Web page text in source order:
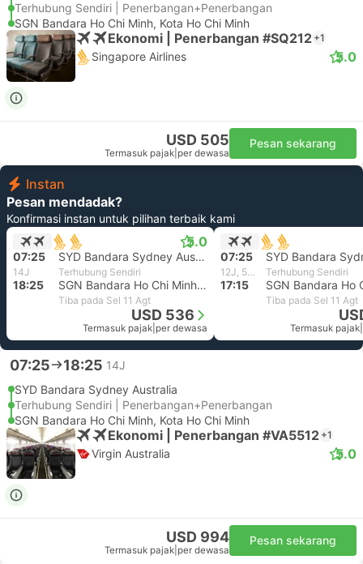
Terhubung Sendiri | Penerbangan+Penerbangan
SGN Bandara Ho Chi Minh, Kota Ho Chi Minh
Ekonomi | Penerbangan #SQ212 +1
Singapore Airlines 5.0
USD 505
Termasuk pajak per dewasa
Pesan sekarang
Instan
Pesan mendadak?
Konfirmasi instan untuk pilihan terbaik kami
5.0
07:25 SYD Bandara Sydney Australia
14J Terhubung Sendiri
18:25 SGN Bandara Ho Chi Minh, Kota Ho Chi Minh
Tiba pada Sel 11 Agt
USD 536
Termasuk pajak per dewasa
07:25
12J, 50m Terhubung Sendiri
17:15
Tiba pada Sel 11 Agt
Termasuk pajak
07:25 18:25 14J
SYD Bandara Sydney Australia
Terhubung Sendiri | Penerbangan+Penerbangan
SGN Bandara Ho Chi Minh, Kota Ho Chi Minh
Ekonomi | Penerbangan #VA5512 +1
Virgin Australia 5.0
USD 994
Termasuk pajak per dewasa
Pesan sekarang